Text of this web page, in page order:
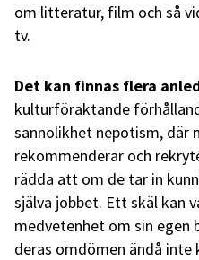
om litteratur, film och så
tv.
Det kan finnas flera
kulturföraktande
sannolikhet nepotism, där
rekommenderar och
rädda att om de tar in
själva jobbet. Ett skäl kan
medvetenhet om sin
deras omdömen ändå